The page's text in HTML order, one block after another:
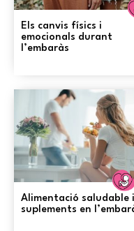
Els canvis físics i
emocionals durant
l’embaràs
Alimentació saludable i
suplements en